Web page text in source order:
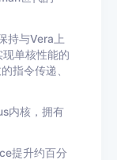
持与Vera上
单核性能的
指令传递、
内核，拥有
提升约百分